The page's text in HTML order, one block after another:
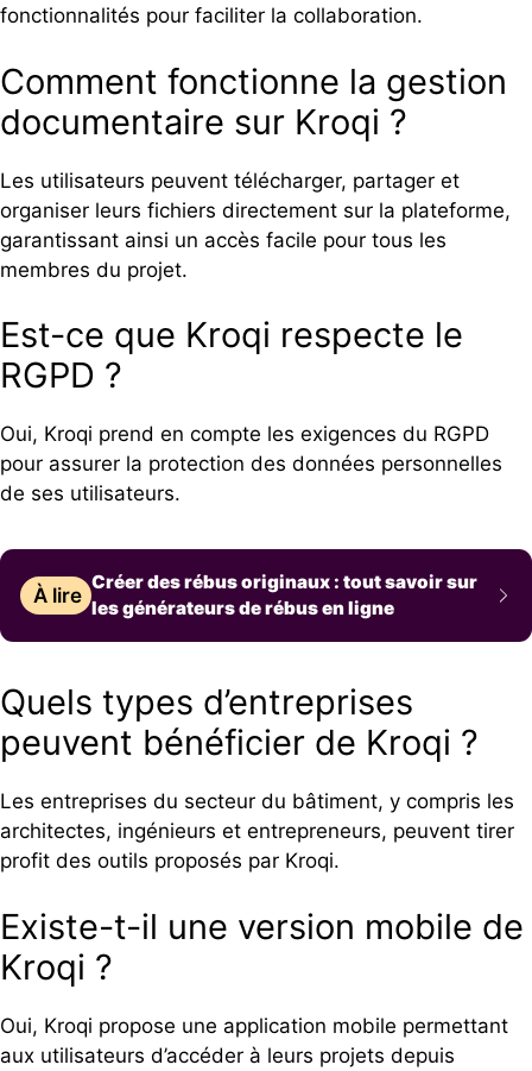
fonctionnalités pour faciliter la collaboration.
Comment fonctionne la gestion
documentaire sur Kroqi ?
Les utilisateurs peuvent télécharger, partager et
organiser leurs fichiers directement sur la plateforme,
garantissant ainsi un accès facile pour tous les
membres du projet.
Est-ce que Kroqi respecte le
RGPD ?
Oui, Kroqi prend en compte les exigences du RGPD
pour assurer la protection des données personnelles
de ses utilisateurs.
À lire
Créer des rébus originaux : tout savoir sur
les générateurs de rébus en ligne
Quels types d’entreprises
peuvent bénéficier de Kroqi ?
Les entreprises du secteur du bâtiment, y compris les
architectes, ingénieurs et entrepreneurs, peuvent tirer
profit des outils proposés par Kroqi.
Existe-t-il une version mobile de
Kroqi ?
Oui, Kroqi propose une application mobile permettant
aux utilisateurs d’accéder à leurs projets depuis